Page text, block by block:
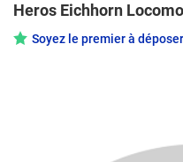
Heros Eichhorn
Soyez le premier à